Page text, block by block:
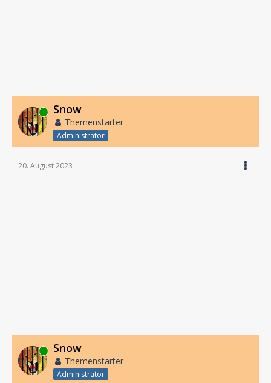
Online Snow
Themenstarter
Administrator
20. August 2023
Online Snow
Themenstarter
Administrator